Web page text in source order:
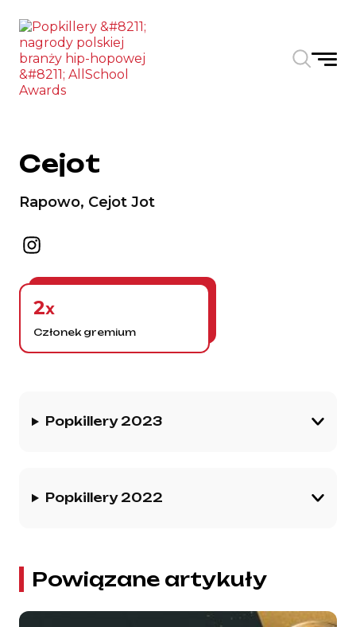
Cejot
Rapowo, Cejot Jot
2x
Członek gremium
Popkillery 2023
Popkillery 2022
Powiązane artykuły